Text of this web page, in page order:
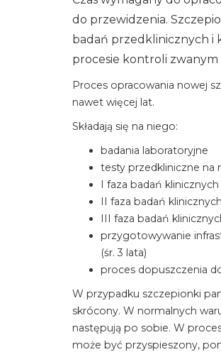
do przewidzenia.
badań przedklinicznych i
procesie kontroli
Proces opracowania nowej
nawet więcej lat.
Składają się na niego:
badania laboratoryjne
testy przedkliniczne na
I faza badań klinicznych
II faza badań
III faza badań
przygotowywanie
(śr. 3 lata)
proces dopuszczenia
W przypadku szczepionki
skrócony. W normalnych
następują po sobie. W
może być przyspieszony,